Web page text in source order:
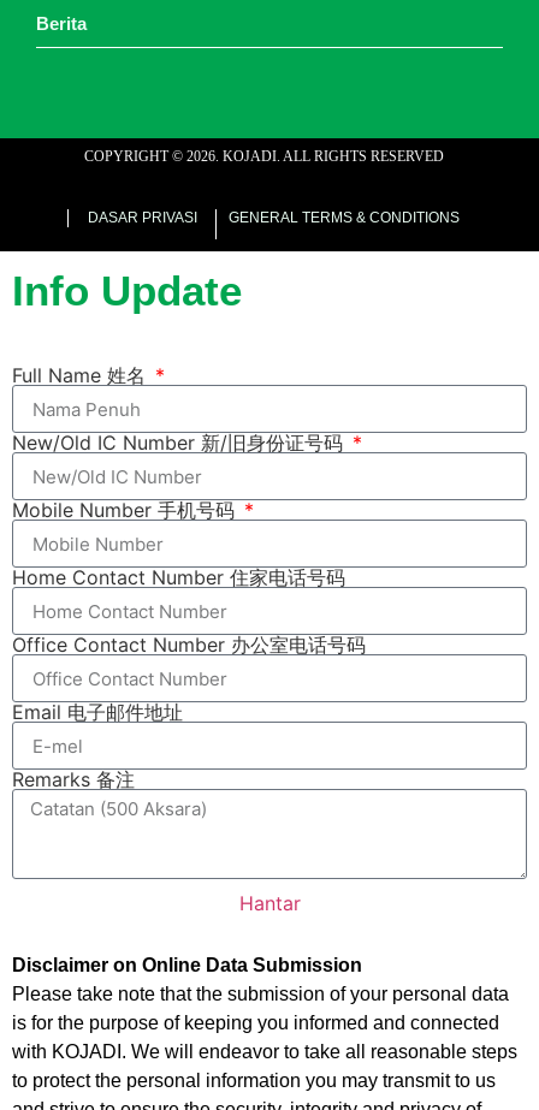
Berita
COPYRIGHT © 2026. KOJADI. ALL RIGHTS RESERVED
DASAR PRIVASI GENERAL TERMS & CONDITIONS
Info Update
Full Name 姓名
New/Old IC Number 新/旧身份证号码
Mobile Number 手机号码
Home Contact Number 住家电话号码
Office Contact Number 办公室电话号码
Email 电子邮件地址
Remarks 备注
Hantar
Disclaimer on Online Data Submission
Please take note that the submission of your personal data
is for the purpose of keeping you informed and connected
with KOJADI. We will endeavor to take all reasonable steps
to protect the personal information you may transmit to us